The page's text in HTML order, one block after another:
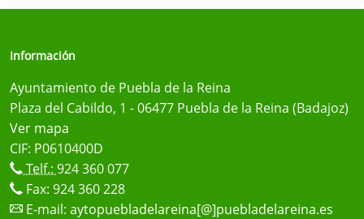
Información
Ayuntamiento de Puebla de la Reina
Plaza del Cabildo, 1 - 06477 Puebla de la Reina (Badajoz)
Ver mapa
CIF: P0610400D
Telf.: 924 360 077
Fax: 924 360 228
E-mail: aytopuebladelareina[@]puebladelareina.es